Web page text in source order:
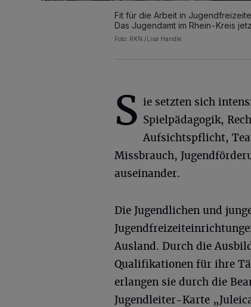
Fit für die Arbeit in
Das Jugendamt im Rhein-Kreis
Foto: RKN./Lisa Handle
S ie setzten sich
Spielpädagogik,
Aufsichtspflicht,
Missbrauch,
auseinander.
Die Jugendlichen und
Ausland. Durch die
Qualifikationen für ihre
erlangen sie durch die
Jugendleiter-Karte